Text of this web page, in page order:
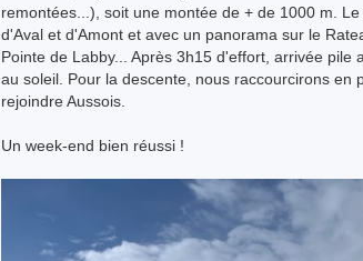
remontées...), soit une montée de + de 1000 m.
d'Aval et d'Amont et avec un panorama sur le
Pointe de Labby... Après 3h15 d'effort, arrivée
au soleil. Pour la descente, nous raccourcirons
rejoindre Aussois.
Un week-end bien réussi !